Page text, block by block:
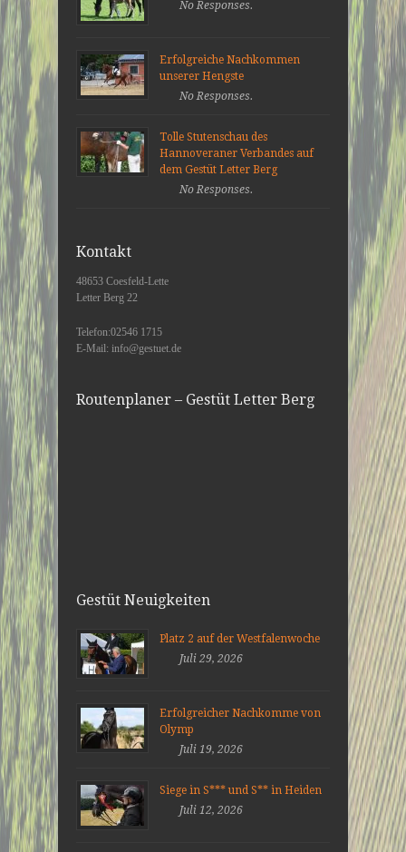
No Responses.
Erfolgreiche Nachkommen
unserer Hengste
No Responses.
Tolle Stutenschau des
Hannoveraner Verbandes auf
dem Gestüt Letter Berg
No Responses.
Kontakt
48653 Coesfeld-Lette
Letter Berg 22
Telefon:02546 1715
E-Mail: info@gestuet.de
Routenplaner – Gestüt Letter Berg
Gestüt Neuigkeiten
Platz 2 auf der Westfalenwoche
Juli 29, 2026
Erfolgreicher Nachkomme von
Olymp
Juli 19, 2026
Siege in S*** und S** in Heiden
Juli 12, 2026